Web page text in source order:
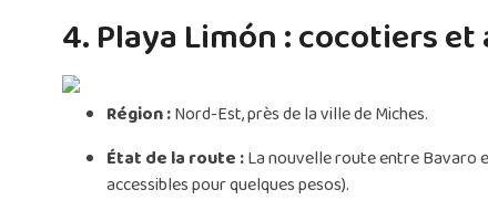
4. Playa Limón : cocotiers
Région :Nord-Est, près de la ville de Miches.
État de la route :La nouvelle route entre Bavaro
accessibles pour quelques pesos).